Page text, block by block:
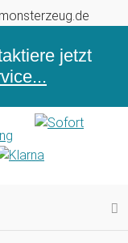
jetzt